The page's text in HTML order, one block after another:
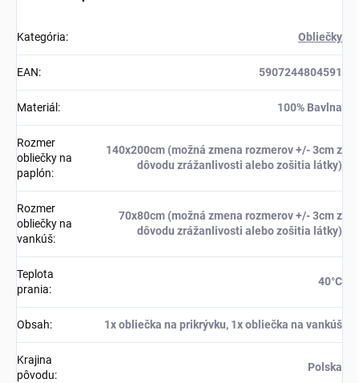
Kategória: Obliečky
EAN: 5907244804591
Materiál : 100% Bavlna
Rozmer
obliečky na
paplón:
140x200cm (možná zmena rozmerov +/- 3cm z
dôvodu zrážanlivosti alebo zošitia látky)
Rozmer
obliečky na
vankúš:
70x80cm (možná zmena rozmerov +/- 3cm z
dôvodu zrážanlivosti alebo zošitia látky)
Teplota
prania:
40°C
Obsah: 1x obliečka na prikrývku, 1x obliečka na vankúš
Krajina
pôvodu:
Polska